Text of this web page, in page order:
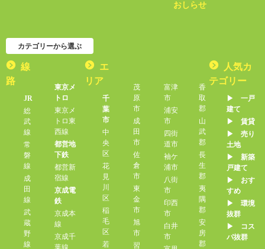
おしらせ
カテゴリーから選ぶ
線
路
JR
総
武
線
常
磐
線
成
田
線
武
蔵
野
線
東京メ
トロ
東京メ
トロ東
西線
都営地
下鉄
都営新
宿線
京成電
鉄
京成本
線
京成千
葉線
エ
リア
千
葉
市
中
央
区
花
見
川
区
稲
毛
区
若
茂
原
市
成
田
市
佐
倉
市
東
金
市
旭
市
習
富津
市
浦安
市
四街
道市
袖ケ
浦市
八街
市
印西
市
白井
市
香
取
郡
山
武
郡
長
生
郡
夷
隅
郡
安
房
郡
人気カ
テゴリー
▶︎ 一戸
建て
▶︎ 賃貸
▶︎ 売り
土地
▶︎ 新築
戸建て
▶︎ おす
すめ
▶︎ 環境
抜群
▶︎ コス
パ抜群